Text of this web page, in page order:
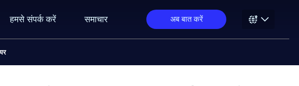
हमसे संपर्क करें समाचार अब बात करें